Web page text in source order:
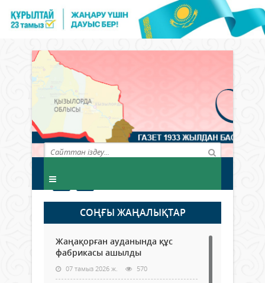
СОҢҒЫ ЖАҢАЛЫҚТАР
Жаңақорған ауданында құс
фабрикасы ашылды
07 тамыз 2026 ж. 570